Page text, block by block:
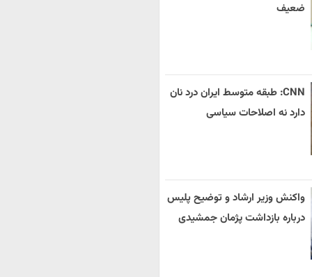
ضعیف
CNN: طبقه متوسط ایران درد نان
دارد نه اصلاحات سیاسی
واکنش وزیر ارشاد و توضیح پلیس
درباره بازداشت پژمان جمشیدی